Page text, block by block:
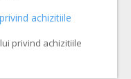
achizitiile
privind achizitiile